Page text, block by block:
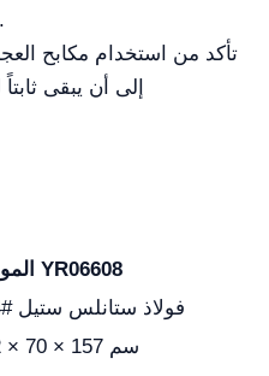
القسطرة وجمع العينات.
تأكد من استخدام مكابح
إلى أن يبقى
الموديل YR06608
304# فولاذ ستانلس ستيل
122 × 70 × 157 سم